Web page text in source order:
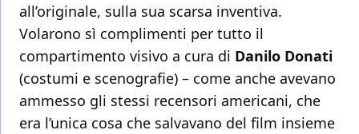
all’originale, sulla sua scarsa inventiva.
Volarono sì complimenti per tutto il
compartimento visivo a cura di Danilo Donati
(costumi e scenografie) – come anche avevano
ammesso gli stessi recensori americani, che
era l’unica cosa che salvavano del film insieme